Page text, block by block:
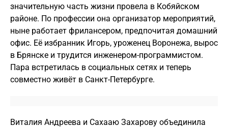
значительную часть жизни провела в Кобяйском
районе. По профессии она организатор мероприятий,
ныне работает фрилансером, предпочитая домашний
офис. Её избранник Игорь, уроженец Воронежа, вырос
в Брянске и трудится инженером-программистом.
Пара встретилась в социальных сетях и теперь
совместно живёт в Санкт-Петербурге.
Виталия Андреева и Сахааю Захарову объединила